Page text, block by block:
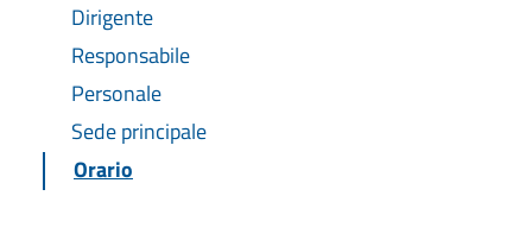
Dirigente
Responsabile
Personale
Sede principale
Orario